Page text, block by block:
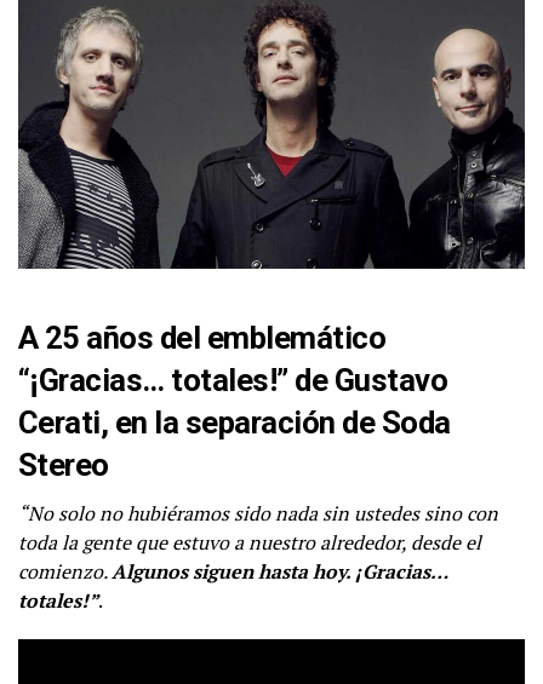
A 25 años del emblemático
“¡Gracias… totales!” de Gustavo
Cerati, en la separación de Soda
Stereo
“No solo no hubiéramos sido nada sin ustedes sino con
toda la gente que estuvo a nuestro alrededor, desde el
comienzo.Algunos siguen hasta hoy. ¡Gracias…
totales!”.